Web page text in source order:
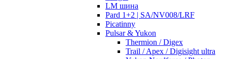
LM шина
Pard 1+2 | SA/NV008/LRF
Picatinny
Pulsar & Yukon
Thermion / Digex
Trail / Apex / Digisight ultra